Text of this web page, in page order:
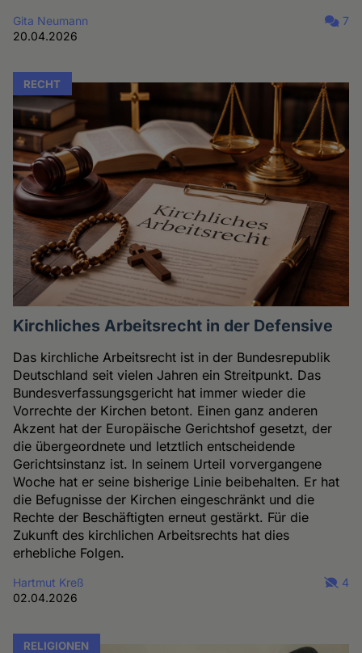
Gita Neumann
20.04.2026
7
RECHT
Kirchliches Arbeitsrecht in der Defensive
Das kirchliche Arbeitsrecht ist in der Bundesrepublik
Deutschland seit vielen Jahren ein Streitpunkt. Das
Bundesverfassungsgericht hat immer wieder die
Vorrechte der Kirchen betont. Einen ganz anderen
Akzent hat der Europäische Gerichtshof gesetzt, der
die übergeordnete und letztlich entscheidende
Gerichtsinstanz ist. In seinem Urteil vorvergangene
Woche hat er seine bisherige Linie beibehalten. Er hat
die Befugnisse der Kirchen eingeschränkt und die
Rechte der Beschäftigten erneut gestärkt. Für die
Zukunft des kirchlichen Arbeitsrechts hat dies
erhebliche Folgen.
Hartmut Kreß
02.04.2026
4
RELIGIONEN